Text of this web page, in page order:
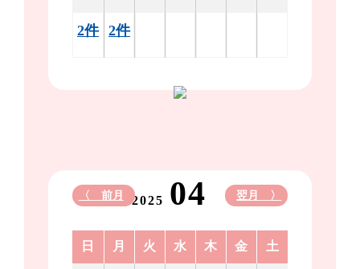
2件 2件
2025 04
〈 前月 翌月 〉
日 月 火 水 木 金 土